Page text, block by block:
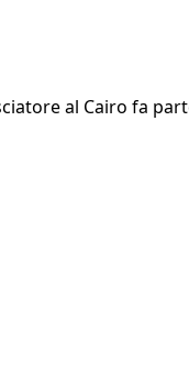
al Cairo fa